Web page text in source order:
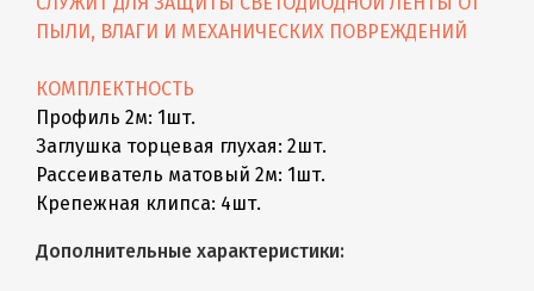
ПЫЛИ, ВЛАГИ И МЕХАНИЧЕСКИХ ПОВРЕЖДЕНИЙ
КОМПЛЕКТНОСТЬ
Профиль 2м: 1шт.
Заглушка торцевая глухая: 2шт.
Рассеиватель матовый 2м: 1шт.
Крепежная клипса: 4шт.
Дополнительные характеристики: